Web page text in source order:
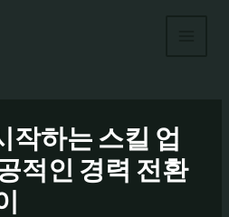
작하는 스킬 업
적인 경력 전환